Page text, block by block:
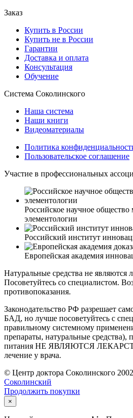
Заказ
Купить в России
Купить не в России
Гарантии
Доставка и оплата
Консультация
Обучение
Система Соколинского
Наша система
Наши книги
Видеоматериалы
Политика
Пользовательское соглашение
Участие в профессиональных
Российское научное
элементологии
Российский институт
Европейская академия
Натуральные средства не являются
Посоветуйтесь со специалистом.
противопоказания.
Законодательство РФ разрешает
БАД, но лучше посоветуйтесь с
правильному системному
препараты, натуральные средства),
питания НЕ ЯВЛЯЮТСЯ
лечение у врача.
© Центр доктора Соколинского
Соколинский
Продолжить покупки
×